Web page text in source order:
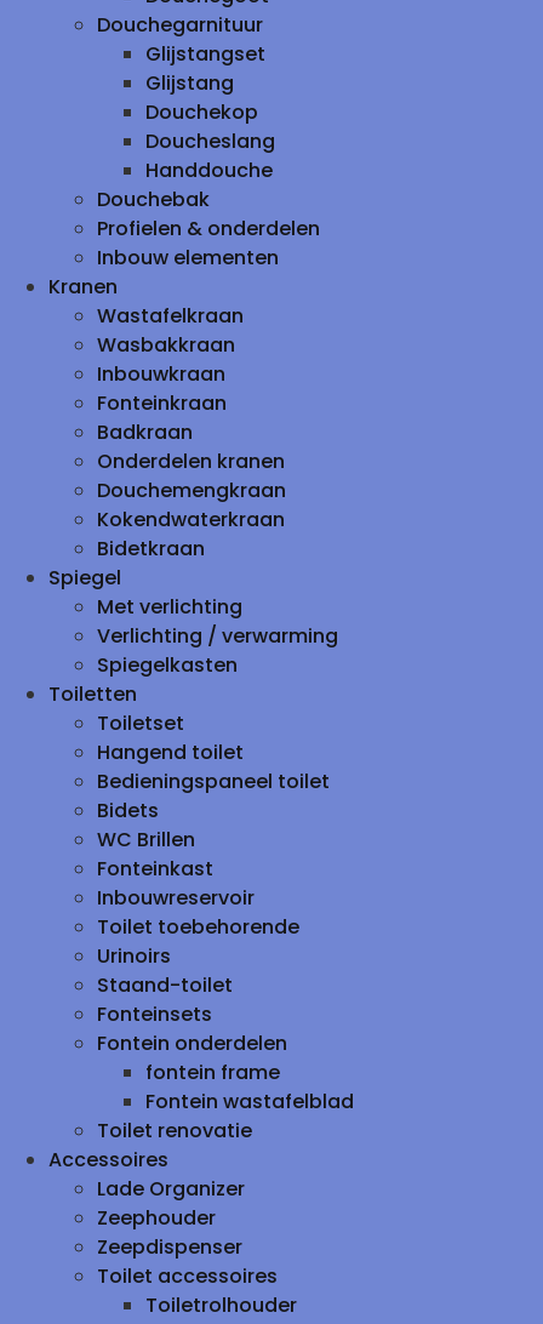
Douchegarnituur
Glijstangset
Glijstang
Douchekop
Doucheslang
Handdouche
Douchebak
Profielen & onderdelen
Inbouw elementen
Kranen
Wastafelkraan
Wasbakkraan
Inbouwkraan
Fonteinkraan
Badkraan
Onderdelen kranen
Douchemengkraan
Kokendwaterkraan
Bidetkraan
Spiegel
Met verlichting
Verlichting / verwarming
Spiegelkasten
Toiletten
Toiletset
Hangend toilet
Bedieningspaneel toilet
Bidets
WC Brillen
Fonteinkast
Inbouwreservoir
Toilet toebehorende
Urinoirs
Staand-toilet
Fonteinsets
Fontein onderdelen
fontein frame
Fontein wastafelblad
Toilet renovatie
Accessoires
Lade Organizer
Zeephouder
Zeepdispenser
Toilet accessoires
Toiletrolhouder